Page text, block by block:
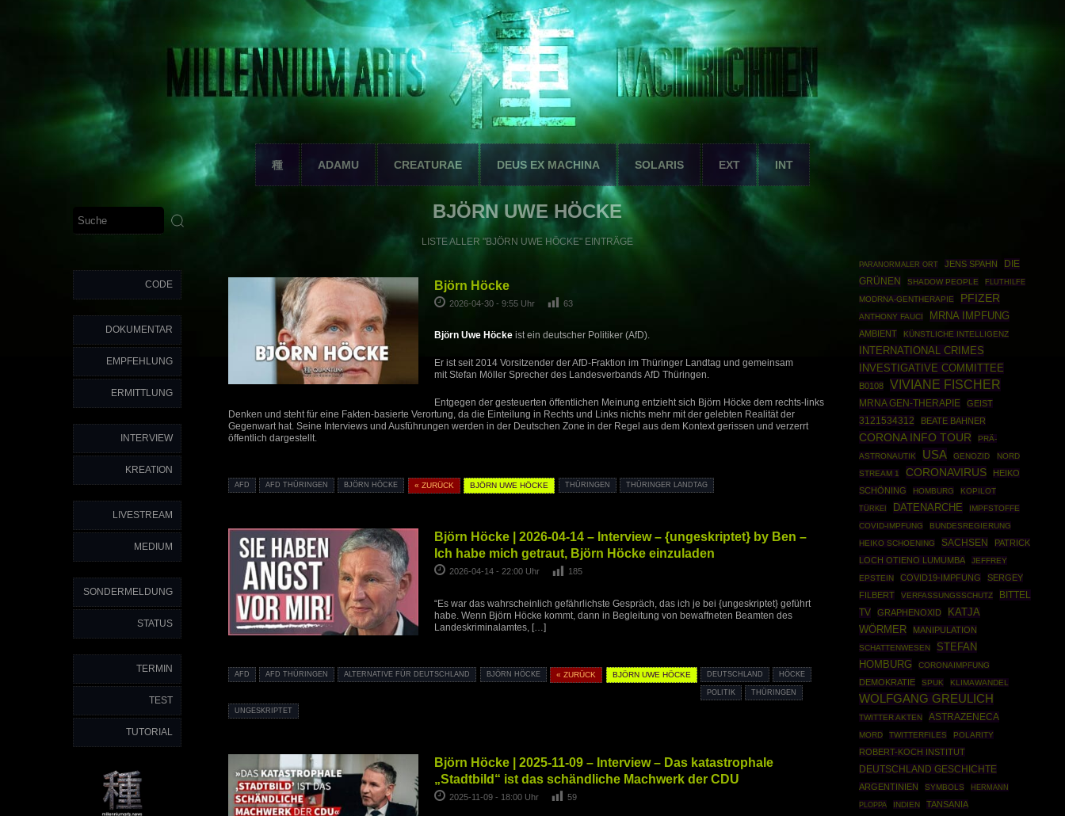
種 ADAMU CREATURAE DEUS EX MACHINA SOLARIS EXT INT
CODE
DOKUMENTAR
EMPFEHLUNG
ERMITTLUNG
INTERVIEW
KREATION
LIVESTREAM
MEDIUM
SONDERMELDUNG
STATUS
TERMIN
TEST
TUTORIAL
BJÖRN UWE HÖCKE
LISTE ALLER "BJÖRN UWE HÖCKE" EINTRÄGE
Björn Höcke
2026-04-30 - 9:55 Uhr 63
Björn Uwe Höckeist ein deutscher Politiker (AfD).
Er ist seit 2014 Vorsitzender der AfD-Fraktion im Thüringer Landtag und gemeinsam
mit Stefan Möller Sprecher des Landesverbands AfD Thüringen.
Entgegen der gesteuerten öffentlichen Meinung entzieht sich Björn Höcke dem rechts-links
Denken und steht für eine Fakten-basierte Verortung, da die Einteilung in Rechts und Links nichts mehr mit der gelebten Realität der
Gegenwart hat. Seine Interviews und Ausführungen werden in der Deutschen Zone in der Regel aus dem Kontext gerissen und verzerrt
öffentlich dargestellt.
AFD AFD THÜRINGEN BJÖRN HÖCKE « ZURÜCK BJÖRN UWE HÖCKE THÜRINGEN THÜRINGER LANDTAG
Björn Höcke | 2026-04-14 – Interview – {ungeskriptet} by Ben –
Ich habe mich getraut, Björn Höcke einzuladen
2026-04-14 - 22:00 Uhr 185
“Es war das wahrscheinlich gefährlichste Gespräch, das ich je bei {ungeskriptet} geführt
habe. Wenn Björn Höcke kommt, dann in Begleitung von bewaffneten Beamten des
Landeskriminalamtes, […]
AFD AFD THÜRINGEN ALTERNATIVE FÜR DEUTSCHLAND BJÖRN HÖCKE « ZURÜCK BJÖRN UWE HÖCKE DEUTSCHLAND HÖCKE
POLITIK THÜRINGEN
UNGESKRIPTET
Björn Höcke | 2025-11-09 – Interview – Das katastrophale
„Stadtbild“ ist das schändliche Machwerk der CDU
2025-11-09 - 18:00 Uhr 59
PARANORMALER ORT JENS SPAHN
DIE
GRÜNEN
SHADOW PEOPLE FLUTHILFE
MODRNA-GENTHERAPIE PFIZER
ANTHONY FAUCI MRNA IMPFUNG
AMBIENT KÜNSTLICHE INTELLIGENZ
INTERNATIONAL CRIMES
INVESTIGATIVE COMMITTEE
B0108 VIVIANE FISCHER
MRNA GEN-THERAPIE GEIST
3121534312 BEATE BAHNER
CORONA INFO TOUR
PRÄ-
ASTRONAUTIK
USA GENOZID
NORD
STREAM 1
CORONAVIRUS
HEIKO
SCHÖNING
HOMBURG
KOPILOT
TÜRKEI
DATENARCHE
IMPFSTOFFE
COVID-IMPFUNG
BUNDESREGIERUNG
HEIKO SCHOENING
SACHSEN
PATRICK
LOCH OTIENO LUMUMBA
JEFFREY
EPSTEIN
COVID19-IMPFUNG
SERGEY
FILBERT
VERFASSUNGSSCHUTZ
BITTEL
TV
GRAPHENOXID
KATJA
WÖRMER
MANIPULATION
SCHATTENWESEN
STEFAN
HOMBURG
CORONAIMPFUNG
DEMOKRATIE SPUK KLIMAWANDEL
WOLFGANG GREULICH
TWITTER AKTEN ASTRAZENECA
MORD TWITTERFILES POLARITY
ROBERT-KOCH INSTITUT
DEUTSCHLAND GESCHICHTE
ARGENTINIEN SYMBOLS
HERMANN
PLOPPA
INDIEN TANSANIA